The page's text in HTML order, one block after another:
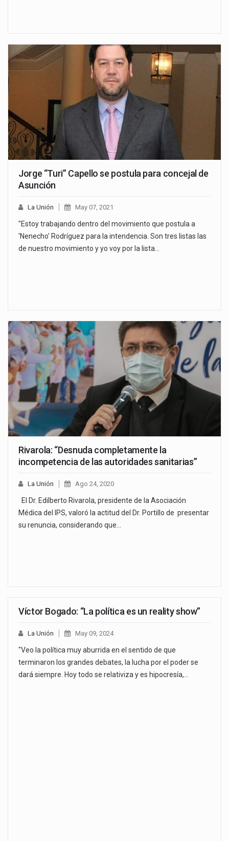
Jorge “Turi” Capello se postula para concejal de
Asunción
La Unión May 07, 2021
"Estoy trabajando dentro del movimiento que postula a
'Nenecho' Rodríguez para la intendencia. Son tres listas las
de nuestro movimiento y yo voy por la lista…
Rivarola: “Desnuda completamente la
incompetencia de las autoridades sanitarias”
La Unión Ago 24, 2020
El Dr. Edilberto Rivarola, presidente de la Asociación
Médica del IPS, valoró la actitud del Dr. Portillo de presentar
su renuncia, considerando que…
Víctor Bogado: “La política es un reality show”
La Unión May 09, 2024
"Veo la política muy aburrida en el sentido de que
terminaron los grandes debates, la lucha por el poder se
dará siempre. Hoy todo se relativiza y es hipocresía,…